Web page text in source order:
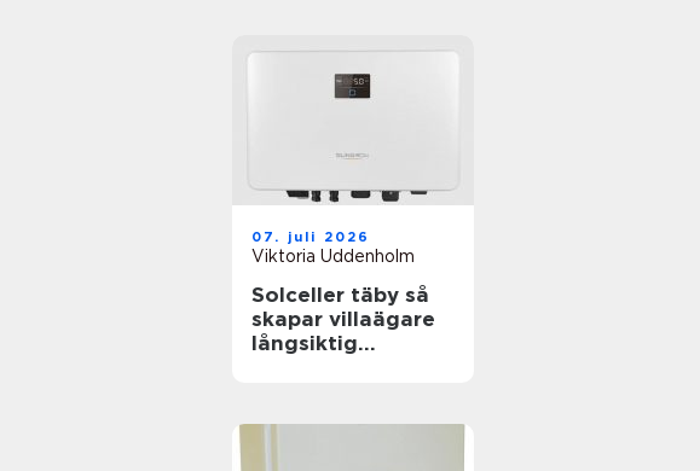
07. juli 2026
Viktoria Uddenholm
Solceller täby så
skapar villaägare
långsiktig